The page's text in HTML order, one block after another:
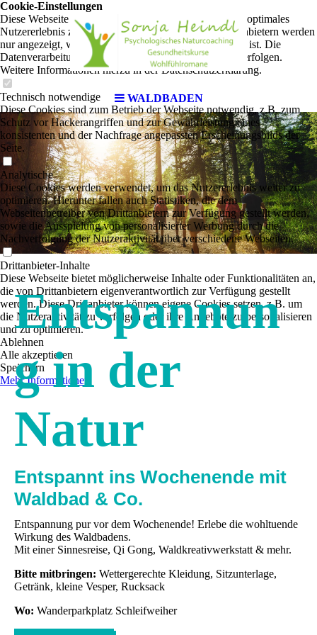
WALDBADEN
Entspannun
g in der
Natur
Entspannt ins Wochenende mit
Waldbad & Co.
Entspannung pur vor dem Wochenende! Erlebe die wohltuende
Wirkung des Waldbadens.
Mit einer Sinnesreise, Qi Gong, Waldkreativwerkstatt & mehr.
Bitte mitbringen: Wettergerechte Kleidung, Sitzunterlage,
Getränk, kleine Vesper, Rucksack
Wo: Wanderparkplatz Schleifweiher
Cookie-Einstellungen
Diese Webseite verwendet Cookies, um Besuchern ein optimales
Nutzererlebnis zu bieten. Bestimmte Inhalte von Drittanbietern werden
nur angezeigt, wenn die entsprechende Option aktiviert ist. Die
Datenverarbeitung kann dann auch in einem Drittland erfolgen.
Weitere Informationen hierzu in der Datenschutzerklärung.
Technisch notwendige
Diese Cookies sind zum Betrieb der Webseite notwendig, z.B. zum
Schutz vor Hackerangriffen und zur Gewährleistung eines
konsistenten und der Nachfrage angepassten Erscheinungsbilds der
Seite.
Analytische
Diese Cookies werden verwendet, um das Nutzererlebnis weiter zu
optimieren. Hierunter fallen auch Statistiken, die dem
Webseitenbetreiber von Drittanbietern zur Verfügung gestellt werden,
sowie die Ausspielung von personalisierter Werbung durch die
Nachverfolgung der Nutzeraktivität über verschiedene Webseiten.
Drittanbieter-Inhalte
Diese Webseite bietet möglicherweise Inhalte oder Funktionalitäten an,
die von Drittanbietern eigenverantwortlich zur Verfügung gestellt
werden. Diese Drittanbieter können eigene Cookies setzen, z.B. um
die Nutzeraktivität zu verfolgen oder ihre Angebote zu personalisieren
und zu optimieren.
Ablehnen
Alle akzeptieren
Speichern
Mehr Informationen